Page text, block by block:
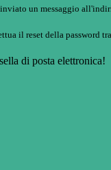
un messaggio
il reset della password
di posta elettronica!